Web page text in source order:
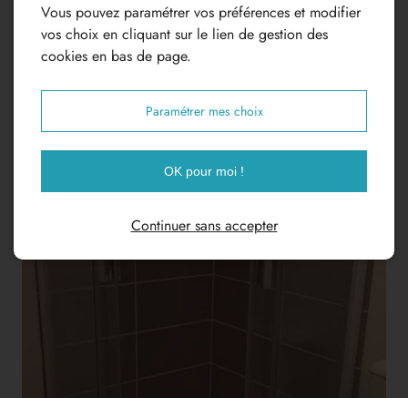
Vous pouvez paramétrer vos préférences et modifier
vos choix en cliquant sur le lien de gestion des
cookies en bas de page.
Paramétrer mes choix
OK pour moi !
Continuer sans accepter